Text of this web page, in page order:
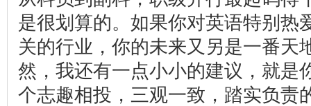
是很划算的。如果你对英语特别热
关的行业，你的未来又另是一番天
然，我还有一点小小的建议，就是
个志趣相投，三观一致，踏实负责